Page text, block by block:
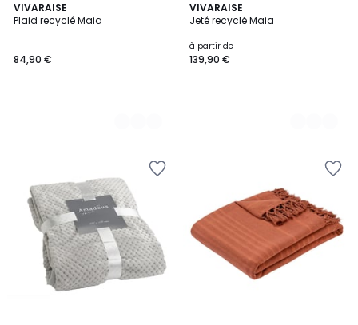
VIVARAISE
Plaid recyclé Maia
84,90 €
22
Couleurs
VIVARAISE
Jeté recyclé Maia
à partir de
139,90 €
21
Couleurs